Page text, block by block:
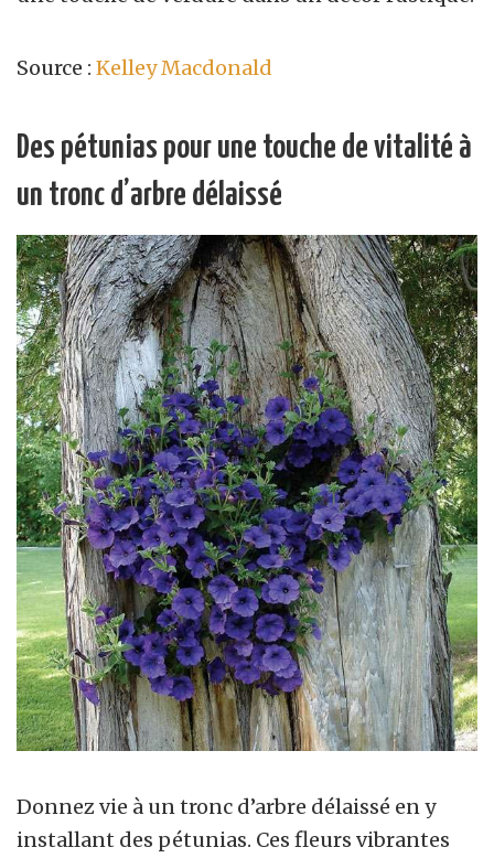
Source : Kelley Macdonald
Des pétunias pour une touche de vitalité à
un tronc d’arbre délaissé
Donnez vie à un tronc d’arbre délaissé en y
installant des pétunias. Ces fleurs vibrantes